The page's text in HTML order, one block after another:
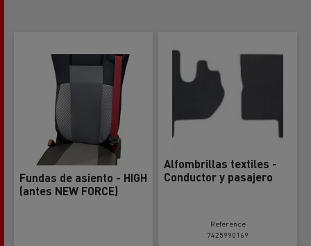
Fundas de asiento - HIGH
(antes NEW FORCE)
Alfombrillas textiles -
Conductor y pasajero
Reference
7425990169